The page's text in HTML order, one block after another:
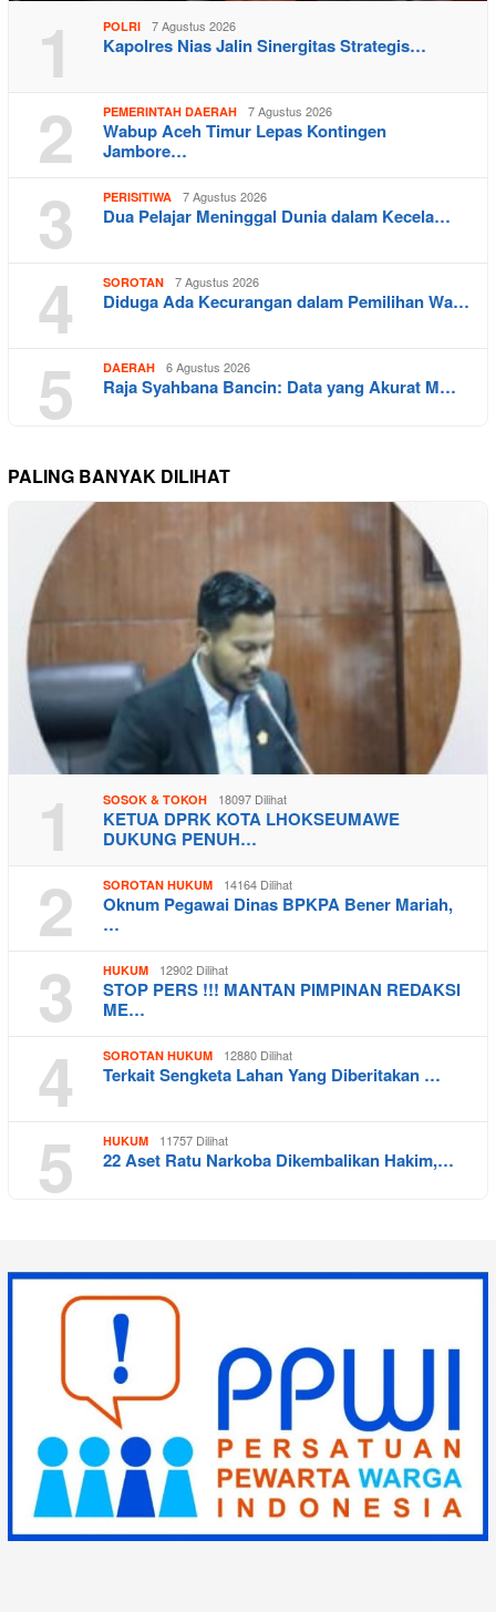
1 POLRI 7 Agustus 2026
Kapolres Nias Jalin Sinergitas Strategis…
2 PEMERINTAH DAERAH 7 Agustus 2026
Wabup Aceh Timur Lepas Kontingen
Jambore…
3 PERISITIWA 7 Agustus 2026
Dua Pelajar Meninggal Dunia dalam Kecela…
4 SOROTAN 7 Agustus 2026
Diduga Ada Kecurangan dalam Pemilihan Wa…
5 DAERAH 6 Agustus 2026
Raja Syahbana Bancin: Data yang Akurat M…
PALING BANYAK DILIHAT
1 SOSOK & TOKOH 18097 Dilihat
KETUA DPRK KOTA LHOKSEUMAWE
DUKUNG PENUH…
2 SOROTAN HUKUM 14164 Dilihat
Oknum Pegawai Dinas BPKPA Bener Mariah,
…
3 HUKUM 12902 Dilihat
STOP PERS !!! MANTAN PIMPINAN REDAKSI
ME…
4 SOROTAN HUKUM 12880 Dilihat
Terkait Sengketa Lahan Yang Diberitakan …
5 HUKUM 11757 Dilihat
22 Aset Ratu Narkoba Dikembalikan Hakim,…